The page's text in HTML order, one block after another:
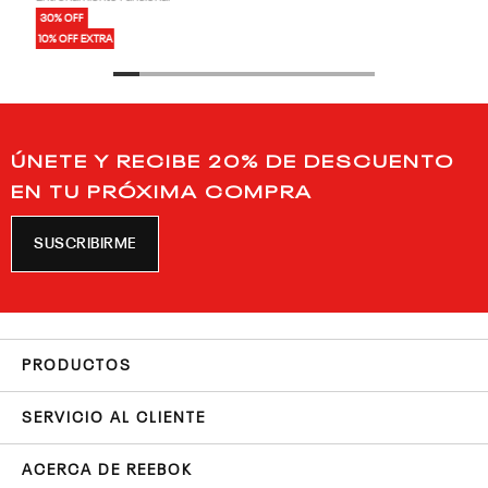
30% OFF
10% OFF EXTRA
ÚNETE Y RECIBE 20% DE DESCUENTO
EN TU PRÓXIMA COMPRA
SUSCRIBIRME
PRODUCTOS
SERVICIO AL CLIENTE
ACERCA DE REEBOK